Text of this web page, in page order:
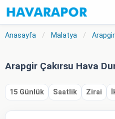
Anasayfa / Malatya / Arapgir
Arapgir Çakırsu Hava
15 Günlük Saatlik Zirai